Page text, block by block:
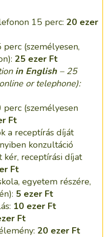
15 perc: 20 ezer
(személyesen,
25 ezer Ft
in English – 25
or telephone):
(személyesen
Ft
a receptírás díját
konzultáció
kér, receptírási díjat
Ft
egyetem részére,
5 ezer Ft
10 ezer Ft
Ft
20 ezer Ft